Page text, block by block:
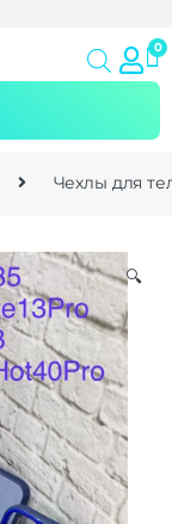
Чехлы для
🔍